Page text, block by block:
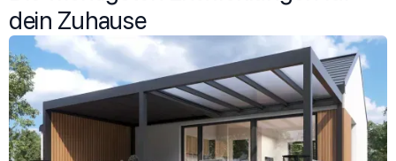
dein Zuhause